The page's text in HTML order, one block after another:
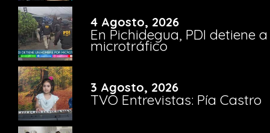
4 Agosto, 2026
En Pichidegua, PDI detiene
microtráfico
3 Agosto, 2026
TVO Entrevistas: Pía Castro